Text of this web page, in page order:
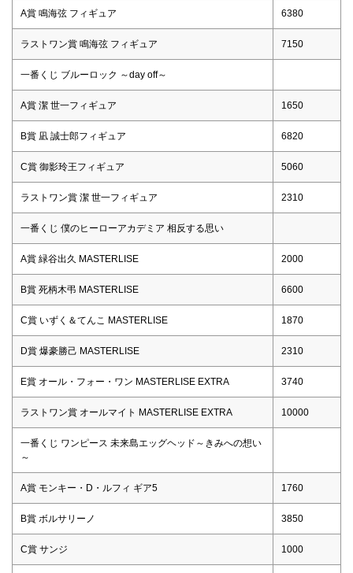
A賞 鳴海弦 フィギュア 6380
ラストワン賞 鳴海弦 フィギュア 7150
一番くじ ブルーロック ～day off～
A賞 潔 世一フィギュア 1650
B賞 凪 誠士郎フィギュア 6820
C賞 御影玲王フィギュア 5060
ラストワン賞 潔 世一フィギュア 2310
一番くじ 僕のヒーローアカデミア 相反する思い
A賞 緑谷出久 MASTERLISE 2000
B賞 死柄木弔 MASTERLISE 6600
C賞 いずく＆てんこ MASTERLISE 1870
D賞 爆豪勝己 MASTERLISE 2310
E賞 オール・フォー・ワン MASTERLISE EXTRA 3740
ラストワン賞 オールマイト MASTERLISE EXTRA 10000
一番くじ ワンピース 未来島エッグヘッド～きみへの想い
～
A賞 モンキー・D・ルフィ ギア5 1760
B賞 ボルサリーノ 3850
C賞 サンジ 1000